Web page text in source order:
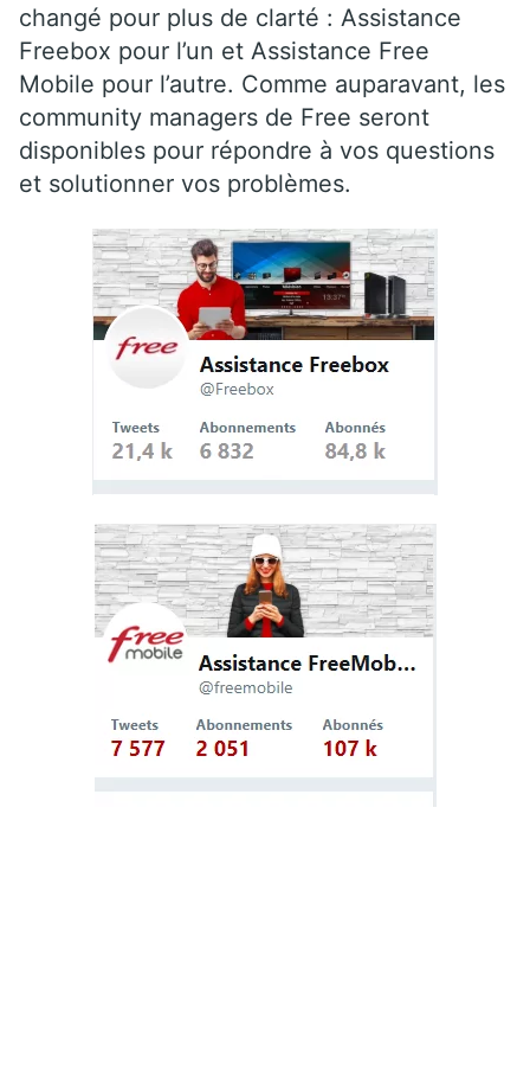
changé pour plus de clarté : Assistance
Freebox pour l’un et Assistance Free
Mobile pour l’autre. Comme auparavant, les
community managers de Free seront
disponibles pour répondre à vos questions
et solutionner vos problèmes.